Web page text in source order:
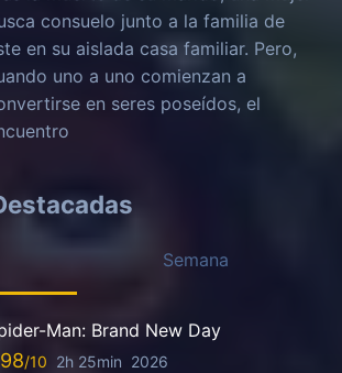
consuelo junto a la familia de
en su aislada casa familiar. Pero,
uno a uno comienzan a
en seres poseídos, el
Semana
Man: Brand New Day
2h 25min 2026